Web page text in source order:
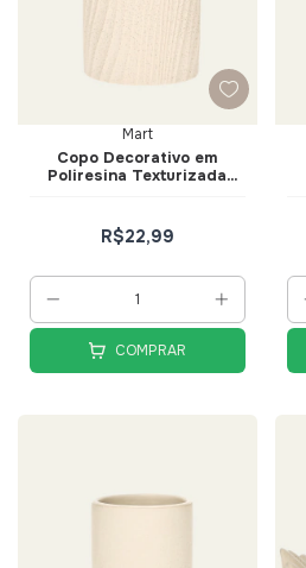
Mart
Copo Decorativo em
Poliresina Texturizada
R$22,99
COMPRAR